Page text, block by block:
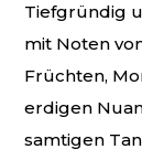
Tiefgründig
mit Noten
Früchten,
erdigen
samtigen